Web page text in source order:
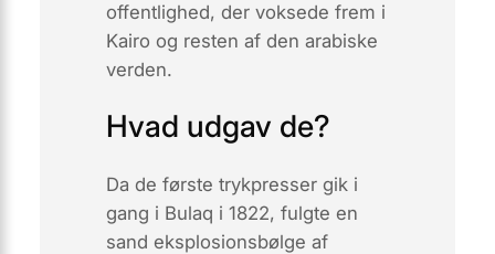
offentlighed, der voksede frem i
Kairo og resten af den arabiske
verden.
Hvad udgav de?
Da de første trykpresser gik i
gang i Bulaq i 1822, fulgte en
sand eksplosions­bølge af